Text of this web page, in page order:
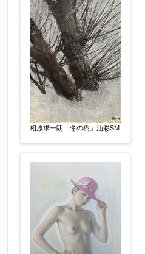
ご要望などがございまし
【任意】
相原求一朗「冬の樹」油彩SM